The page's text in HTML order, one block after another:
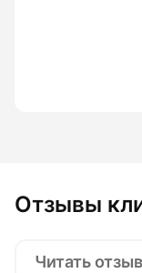
Отзывы
Читать